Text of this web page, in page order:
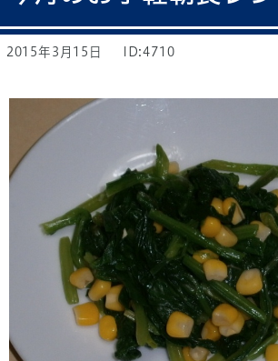
2015年3月15日 ID:4710